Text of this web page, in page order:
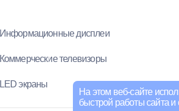
На этом веб-сайте
быстрой работы сайта и
Информационные дисплеи
Коммерческие телевизоры
LED экраны